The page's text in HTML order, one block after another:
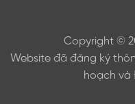
Copyright ©
Website đã đăng ký
hoạch và